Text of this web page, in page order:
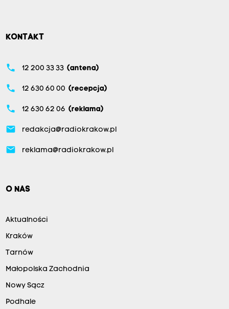
KONTAKT
phone 12 200 33 33 (antena)
phone 12 630 60 00 (recepcja)
phone 12 630 62 06 (reklama)
email redakcja@radiokrakow.pl
email reklama@radiokrakow.pl
O NAS
Aktualności
Kraków
Tarnów
Małopolska Zachodnia
Nowy Sącz
Podhale